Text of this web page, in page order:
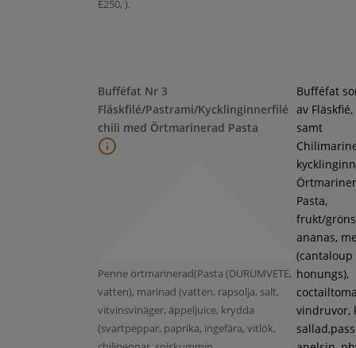
E250, ).
Bufféfat Nr 3
Fläskfilé/Pastrami/Kycklinginnerfilé
chili med Örtmarinerad Pasta
Penne örtmarinerad(Pasta (DURUMVETE,
vatten), marinad (vatten, rapsolja, salt,
vitvinsvinäger, äppeljuice, krydda
(svartpeppar, paprika, ingefära, vitlök,
Bufféfat
av
samt
Pasta,
frukt/
ananas,
(cantaloup
honungs),
vindruvor,